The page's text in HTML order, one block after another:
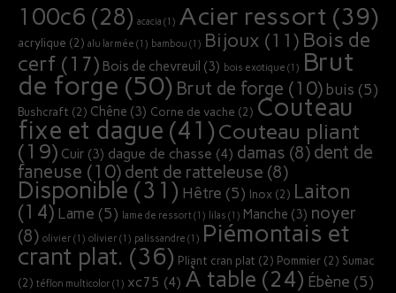
100c6 (28) acacia (1) Acier ressort (39)
acrylique (2) alu larmée (1) bambou (1) Bijoux (11) Bois de
cerf (17) Bois de chevreuil (3) bois exotique (1) Brut
de forge (50) Brut de forge (10) buis (5)
Bushcraft (2) Chêne (3) Corne de vache (2) Couteau
fixe et dague (41) Couteau pliant
(19) Cuir (3) dague de chasse (4) damas (8) dent de
faneuse (10) dent de ratteleuse (8)
Disponible (31) Hêtre (5) Inox (2) Laiton
(14) Lame (5) lame de ressort (1) lilas (1) Manche (3) noyer
(8) olivier (1) olivier (1) palissandre (1) Piémontais et
crant plat. (36) Pliant cran plat (2) Pommier (2) Sumac
(2) téflon multicolor (1) xc75 (4) À table (24) Ébène (5)